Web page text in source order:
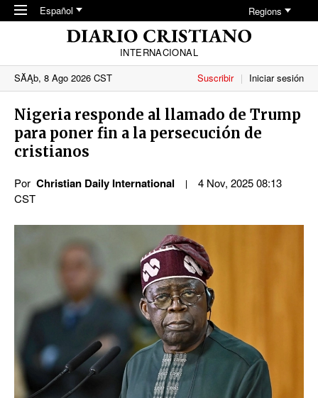
Skip to main content
Español Regions
INTERNACIONAL
SĂĄb, 8 Ago 2026 CST
Suscribir Iniciar sesión
Nigeria responde al llamado de Trump
para poner fin a la persecución de
cristianos
Por Christian Daily International
4 Nov, 2025 08:13
CST